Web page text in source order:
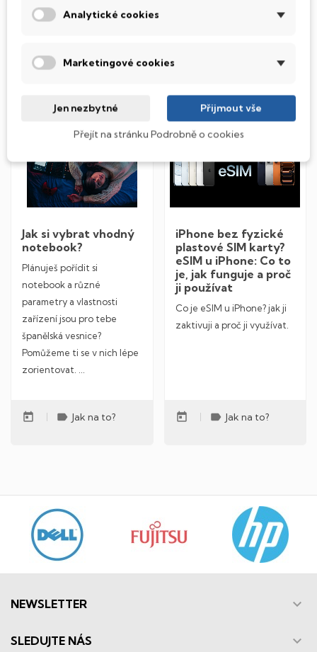
K dispozici
Příspěvky
Jak si vybrat vhodný
notebook?
Plánuješ pořídit si
notebook a různé
parametry a vlastnosti
zařízení jsou pro tebe
španělská vesnice?
Pomůžeme ti se v nich lépe
zorientovat. ...
today label Jak na to?
iPhone bez fyzické
plastové SIM karty?
eSIM u iPhone: Co to
je, jak funguje a proč
ji používat
Co je eSIM u iPhone? jak ji
zaktivuji a proč ji využívat.
today label Jak na to?
NEWSLETTER 
SLEDUJTE NÁS 
Analytické cookies
Marketingové cookies
Jen nezbytné Přijmout vše
Přejít na stránku Podrobně o cookies